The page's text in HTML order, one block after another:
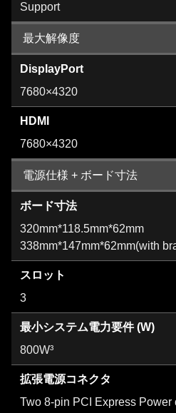
Support
最大解像度
DisplayPort
7680×4320
HDMI
7680×4320
電源仕様 + ボード寸法
ボード寸法
320mm*118.5mm*62mm
338mm*147mm*62mm(with
スロット
3
最小システム電力要件 (W)
800W³
拡張電源コネクタ
Two 8-pin PCI Express Power